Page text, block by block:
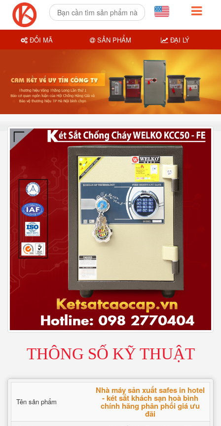
THÔNG SỐ KỸ THUẬT
Tên sản phẩm
Nhà máy sản xuất safes in hotel
- két sắt khách sạn hoà bình
chính hãng phân phối giá ưu
đãi
ĐỔI MÃ SẢN PHẨM ĐẠI LÝ